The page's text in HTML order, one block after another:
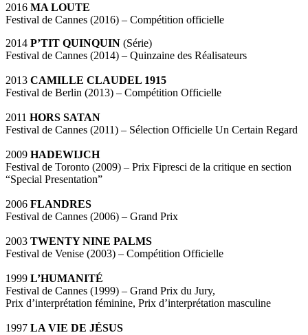
2016 MA LOUTE
Festival de Cannes (2016) – Compétition officielle
2014 P’TIT QUINQUIN (Série)
Festival de Cannes (2014) – Quinzaine des Réalisateurs
2013 CAMILLE CLAUDEL 1915
Festival de Berlin (2013) – Compétition Officielle
2011 HORS SATAN
Festival de Cannes (2011) – Sélection Officielle Un Certain Regard
2009 HADEWIJCH
Festival de Toronto (2009) – Prix Fipresci de la critique en section
“Special Presentation”
2006 FLANDRES
Festival de Cannes (2006) – Grand Prix
2003 TWENTY NINE PALMS
Festival de Venise (2003) – Compétition Officielle
1999 L’HUMANITÉ
Festival de Cannes (1999) – Grand Prix du Jury,
Prix d’interprétation féminine, Prix d’interprétation masculine
1997 LA VIE DE JÉSUS